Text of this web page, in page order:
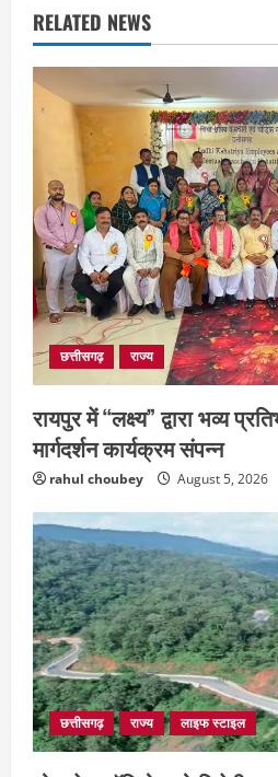
RELATED NEWS
छत्तीसगढ़ राज्य
रायपुर में “लक्ष्य” द्वारा भव्य
मार्गदर्शन कार्यक्रम संपन्न
rahul choubey August 5, 2026
छत्तीसगढ़ राज्य लाइफ स्टाइल
2
छत्तीसगढ़ राज्य
रायपुर में “लक्ष्य”
करियर
August 5,